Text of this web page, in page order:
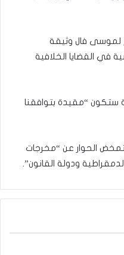
لموسى فال وثيقة
في القضايا الخلافية
ستكون “مقيدة بتوافقنا
الحوار عن “مخرجات
ودولة القانون”.